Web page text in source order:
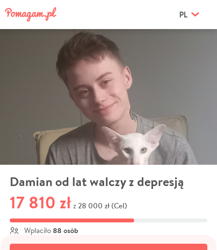
PL
Damian od lat walczy z depresją
17 810 zł z 28 000 zł (Cel)
Wpłaciło 88 osób